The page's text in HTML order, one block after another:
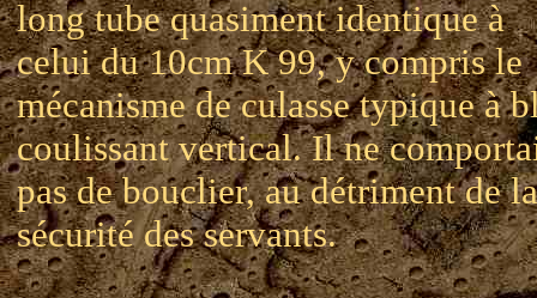
long tube quasiment identique à
celui du 10cm K 99, y compris le
mécanisme de culasse typique à
coulissant vertical. Il ne
pas de bouclier, au détriment de la
sécurité des servants.